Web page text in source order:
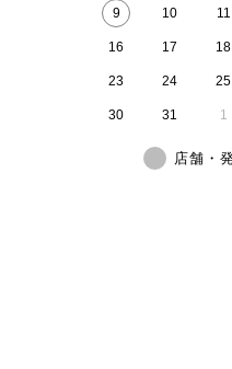
9 10 11
16 17 18
23 24 25
30 31 1
店舗・